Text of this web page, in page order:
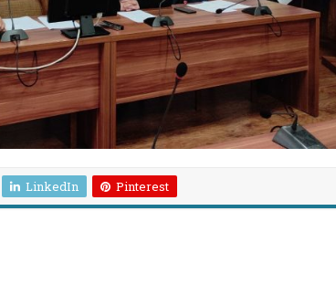
LinkedIn Pinterest